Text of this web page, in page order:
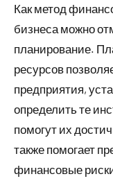
Как метод
бизнеса можно
планирование.
ресурсов
предприятия,
определить те
помогут их
также помогает
финансовые